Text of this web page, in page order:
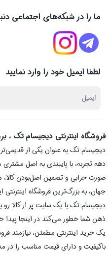
ما را در شبکه‌های اجتماعی
لطفا ایمیل خود را وارد نمایید
فروشگاه اینترنتی دیجیسام تک ،
دیجیسام تک به عنوان یکی از
صورت خرابی و تضمین اصل‌بودن کالا،
جهان، به بزرگ‌ترین فروشگاه
دیجیسام تک با یک سایت پر از کالا رو
ذهن شما خطور می‌کند در اینجا پیدا
یک خرید اینترنتی مطمئن، نیازمند
باکیفیت و دارای قیمت مناسب را در